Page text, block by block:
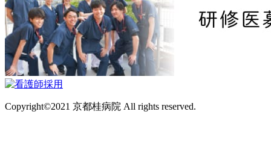
Copyright©2021 京都桂病院 All rights reserved.